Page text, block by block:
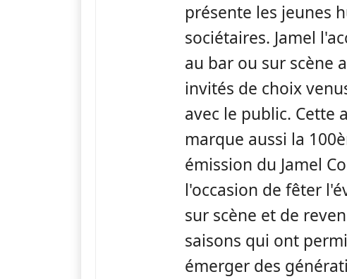
présente les jeunes
sociétaires. Jamel
au bar ou sur scène
invités de choix
avec le public. Cette
marque aussi la
émission du Jamel
l'occasion de fêter
sur scène et de
saisons qui ont
émerger des